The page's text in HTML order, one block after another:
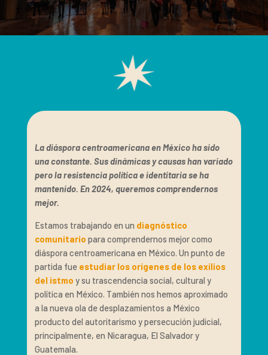
La diáspora centroamericana en México ha sido
una constante. Sus dinámicas y causas han variado
pero la resistencia política e identitaria se ha
mantenido. En 2024, queremos comprendernos
mejor.
Estamos trabajando en un diagnóstico
comunitario para comprendernos mejor como
diáspora centroamericana en México. Un punto de
partida fue estudiar los orígenes de los exilios
del istmo y su trascendencia social, cultural y
política en México. También nos hemos aproximado
a la nueva ola de desplazamientos a México
producto del autoritarismo y persecución judicial,
principalmente, en Nicaragua, El Salvador y
Guatemala.